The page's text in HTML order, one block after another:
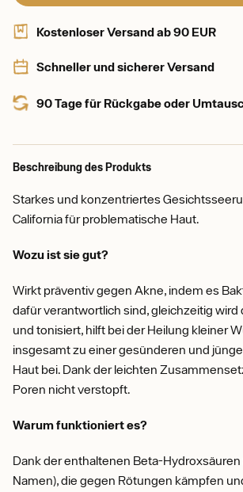
Kostenloser Versand ab 90 EUR
Schneller und sicherer Versand
90 Tage für Rückgabe oder
Beschreibung des Produkts
Starkes und konzentriertes
California für problematische Haut.
Wozu ist sie gut?
Wirkt präventiv gegen Akne, indem es
dafür verantwortlich sind, gleichzeitig wird
und tonisiert, hilft bei der Heilung kleiner
insgesamt zu einer gesünderen und
Haut bei. Dank der leichten
Poren nicht verstopft.
Warum funktioniert es?
Dank der enthaltenen Beta-Hydroxsäuren
Namen), die gegen Rötungen kämpfen